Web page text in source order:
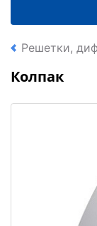
Решетки,
Колпак